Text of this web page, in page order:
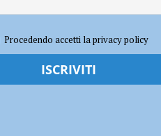
nella provincia di Piacenza”
Procedendo accetti la privacy policy